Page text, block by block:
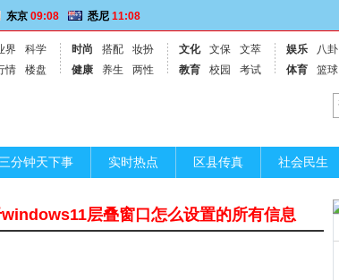
东京 09:08 悉尼 11:08
界
科学
情 楼盘
时尚 搭配
妆扮
健康
养生 两性
文化 文保
文萃
教育
校园 考试
娱乐 八卦
体育
篮球
三分钟天下事 实时热点 区县传真 社会民生
层叠窗口怎么设置的所有信息